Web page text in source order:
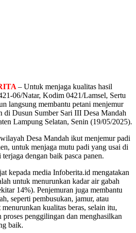
– Untuk menjaga kualitas hasil
06/Natar, Kodim 0421/Lamsel, Sertu
langsung membantu petani menjemur
Dusun Sumber Sari III Desa Mandah
Lampung Selatan, Senin (19/05/2025).
Desa Mandah ikut menjemur padi
untuk menjaga mutu padi yang usai di
dengan baik pasca panen.
kepada media Infoberita.id mengatakan
untuk menurunkan kadar air gabah
14%). Penjemuran juga membantu
seperti pembusukan, jamur, atau
kualitas beras, selain itu,
proses penggilingan dan menghasilkan
baik.